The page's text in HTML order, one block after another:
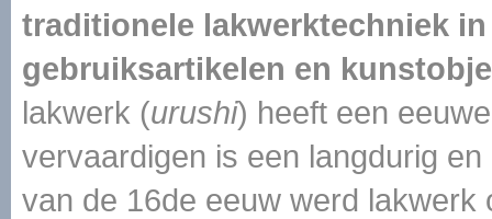
traditionele lakwerktechniek
gebruiksartikelen en
lakwerk (urushi) heeft een
vervaardigen is een langdurig
van de 16de eeuw werd